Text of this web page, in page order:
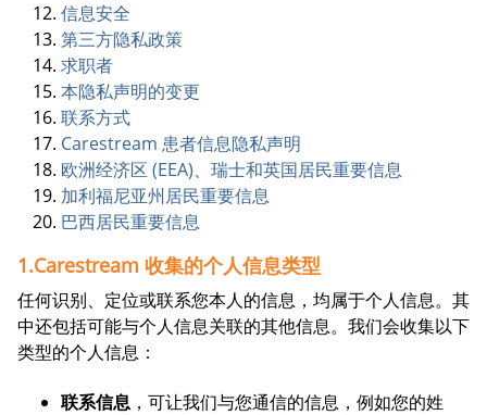
信息安全
第三方隐私政策
求职者
本隐私声明的变更
联系方式
Carestream 患者信息隐私声明
欧洲经济区 (EEA)、瑞士和英国居民重要信息
加利福尼亚州居民重要信息
巴西居民重要信息
1.Carestream 收集的个人信息类型
任何识别、定位或联系您本人的信息，均属于个人信息。其
中还包括可能与个人信息关联的其他信息。我们会收集以下
类型的个人信息：
联系信息 ，可让我们与您通信的信息，例如您的姓